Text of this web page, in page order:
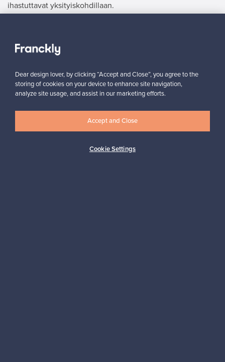
ihastuttavat yksityiskohdillaan.
”On kätevää lähettää valmiiksi maksettu paketti. Francklyn
Elina, Suomi
✓ Vahvistettu myyjä
Dear design lover, by clicking “Accept and Close”, you agree to the
storing of cookies on your device to enhance site navigation,
analyze site usage, and assist in our marketing efforts.
Cookie Settings
Accept and Close